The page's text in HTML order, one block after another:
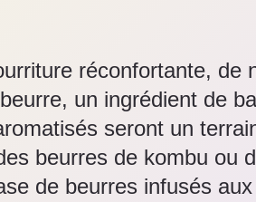
réconfortante, de
un ingrédient de
seront un
beurres de kombu ou
de beurres infusés